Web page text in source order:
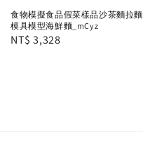
食物模擬食品假菜樣品沙茶麵拉麵
模具模型海鮮麵_mCyz
Regular
NT$ 3,328